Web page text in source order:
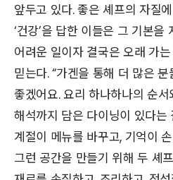
앞두고 있다. 좋은 셰프의 자질
‘건강’을 답한 이들은 그 기본
어려운 일이자 결국은 오래 가
믿는다. “가겐을 통해 더 많은
좋겠어요. 요리 하나하나의 순
해석까지 담은 다이닝이 있다는
계절이 메뉴를 바꾸고, 기억이
그런 공간을 만들기 위해 두 셰